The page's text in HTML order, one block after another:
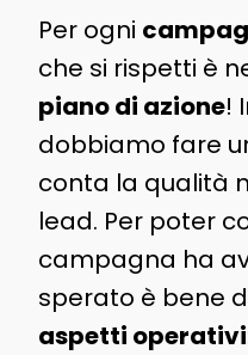
Per ogni
che si rispetti è
piano di azione!
dobbiamo fare
conta la qualità
lead. Per poter
campagna ha
sperato è bene
aspetti operativi